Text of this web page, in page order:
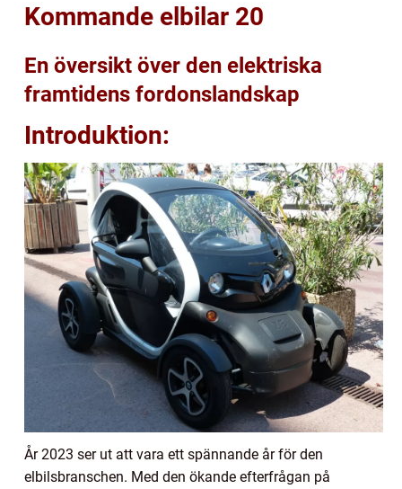
Kommande elbilar 20
En översikt över den elektriska
framtidens fordonslandskap
Introduktion:
År 2023 ser ut att vara ett spännande år för den
elbilsbranschen. Med den ökande efterfrågan på